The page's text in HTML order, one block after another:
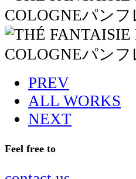
PREV
ALL WORKS
NEXT
Feel free to